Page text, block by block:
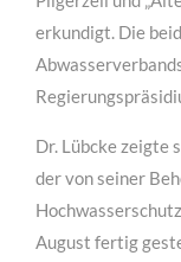
erkundigt. Die
Dr. Lübcke zeigte
der von seiner
August fertig
Lorem ipsum